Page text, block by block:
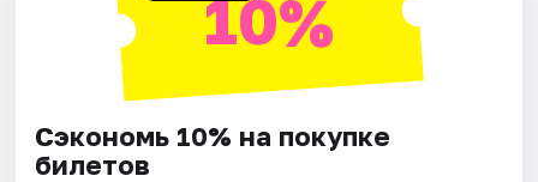
10%
Сэкономь 10% на покупке
билетов